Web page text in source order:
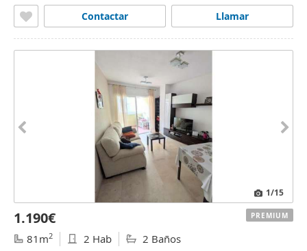
Llamar
Contactar
1/15
1.190€
81m2 2 Hab 2 Baños
PREMIUM